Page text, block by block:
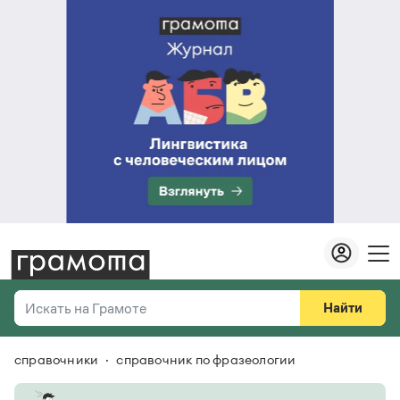
Искать на Грамоте
Справочная служба
Найти
Везде
справочники справочник по фразеологии